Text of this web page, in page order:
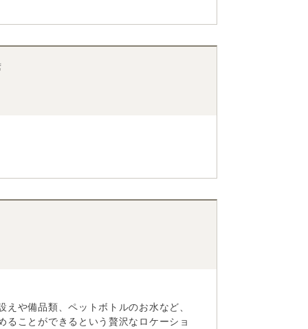
や備品類、ペットボトルのお水など、
ことができるという贅沢なロケーショ